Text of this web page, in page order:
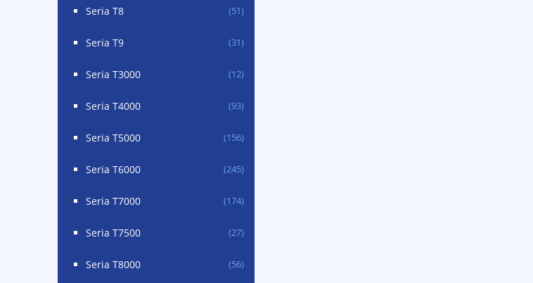
Seria T8 (51)
Seria T9 (31)
Seria T3000 (12)
Seria T4000 (93)
Seria T5000 (156)
Seria T6000 (245)
Seria T7000 (174)
Seria T7500 (27)
Seria T8000 (56)